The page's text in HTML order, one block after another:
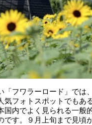
「フワラーロード」では
気フォトスポットでもあ
国内でよく見られる一般
です。９月上旬まで見頃